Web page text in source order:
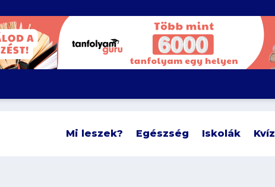
Mi leszek? Egészség Iskolák Kvíz